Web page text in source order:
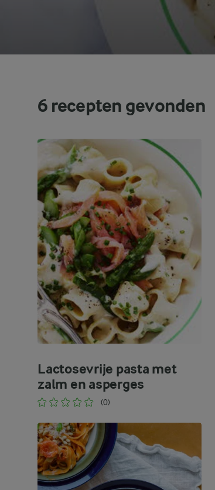
6 recepten gevonden
Lactosevrije pasta met
zalm en asperges
(0)